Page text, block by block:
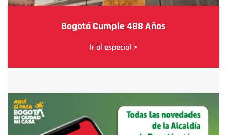
Bogotá Cumple 488 Años
Ir al especial >